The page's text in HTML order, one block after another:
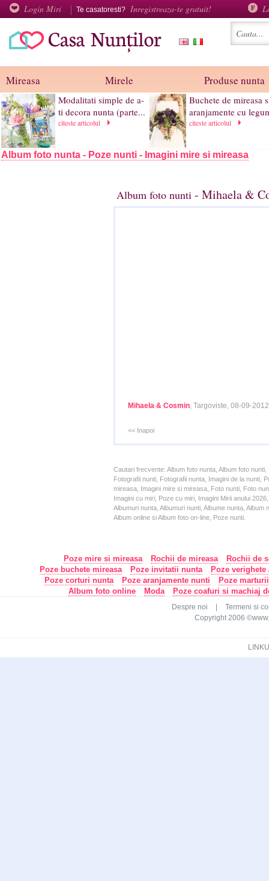
Login Miri Te casatoresti? Inregistreaza-te gratuit!
Mireasa Mirele Produse nunta
Modalitati simple de a-
ti decora nunta (parte...
citeste articolul
Buchete de mireasa
aranjamente cu
citeste articolul
Album foto nunta - Poze nunti - Imagini mire si mireasa
Album foto nunti - Mihaela &
Mihaela & Cosmin, Targoviste, 08-09-2012
<< Inapoi
Cautari frecvente: Album foto nunta, Album foto
Fotografii nunti, Fotografii nunta, Imagini de la nunti,
mireasa, Imagini mire si mireasa, Foto nunti, Foto
Imagini cu miri, Poze cu miri, Imagini Mirii anului
Albumuri nunta, Albumuri nunti, Albume nunta,
Album online si Album foto on-line, Poze nunti.
Poze mire si mireasa Rochii de mireasa
Rochii de
Poze buchete mireasa
Poze invitatii nunta
Poze
Poze corturi nunta
Poze aranjamente nunti
Poze
Album foto online
Moda Poze coafuri si machiaj
Despre noi
Termeni si
Copyright 2006